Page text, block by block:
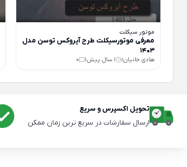
موتور سیکلت
معرفی موتورسیکلت طرح آیروکس توسن مدل
1403
هادی خانیان| 1 سال پیش |
0
تحویل اکسپرس و سریع
ارسال سفارشات در سریع ترین زمان ممکن